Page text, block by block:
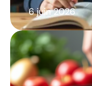
6 juin 2026